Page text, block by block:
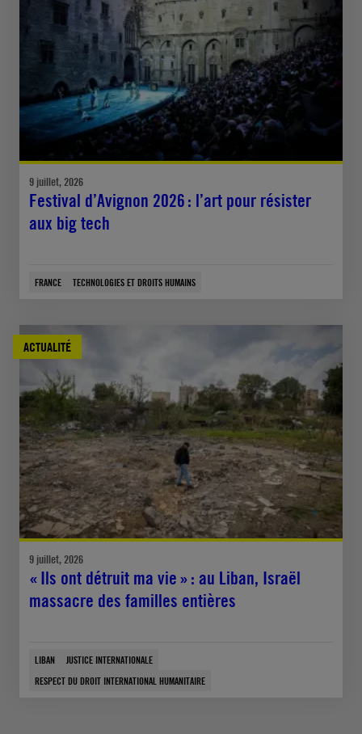
9 juillet, 2026
Festival d’Avignon 2026 : l’art pour résister
aux big tech
FRANCE TECHNOLOGIES ET DROITS HUMAINS
ACTUALITÉ
9 juillet, 2026
« Ils ont détruit ma vie » : au Liban, Israël
massacre des familles entières
LIBAN
JUSTICE INTERNATIONALE
RESPECT DU DROIT INTERNATIONAL HUMANITAIRE